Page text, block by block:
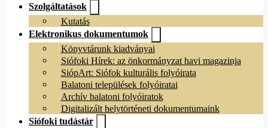
Szolgáltatások
Kutatás
Elektronikus dokumentumok
Könyvtárunk kiadványai
Siófoki Hírek: az önkormányzat havi magazinja
SiópArt: Siófok kulturális folyóirata
Balatoni települések folyóiratai
Archív balatoni folyóiratok
Digitalizált helytörténeti dokumentumaink
Siófoki tudástár